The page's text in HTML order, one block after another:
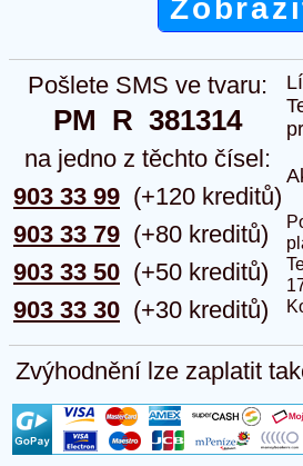
Pošlete SMS ve tvaru:
PM  R  381314
na jedno z těchto čísel:
903 33 99
903 33 79
903 33 50
903 33 30
(+120 kreditů)
(+80 kreditů)
(+50 kreditů)
(+30 kreditů)
Zvýhodnění lze zaplatit